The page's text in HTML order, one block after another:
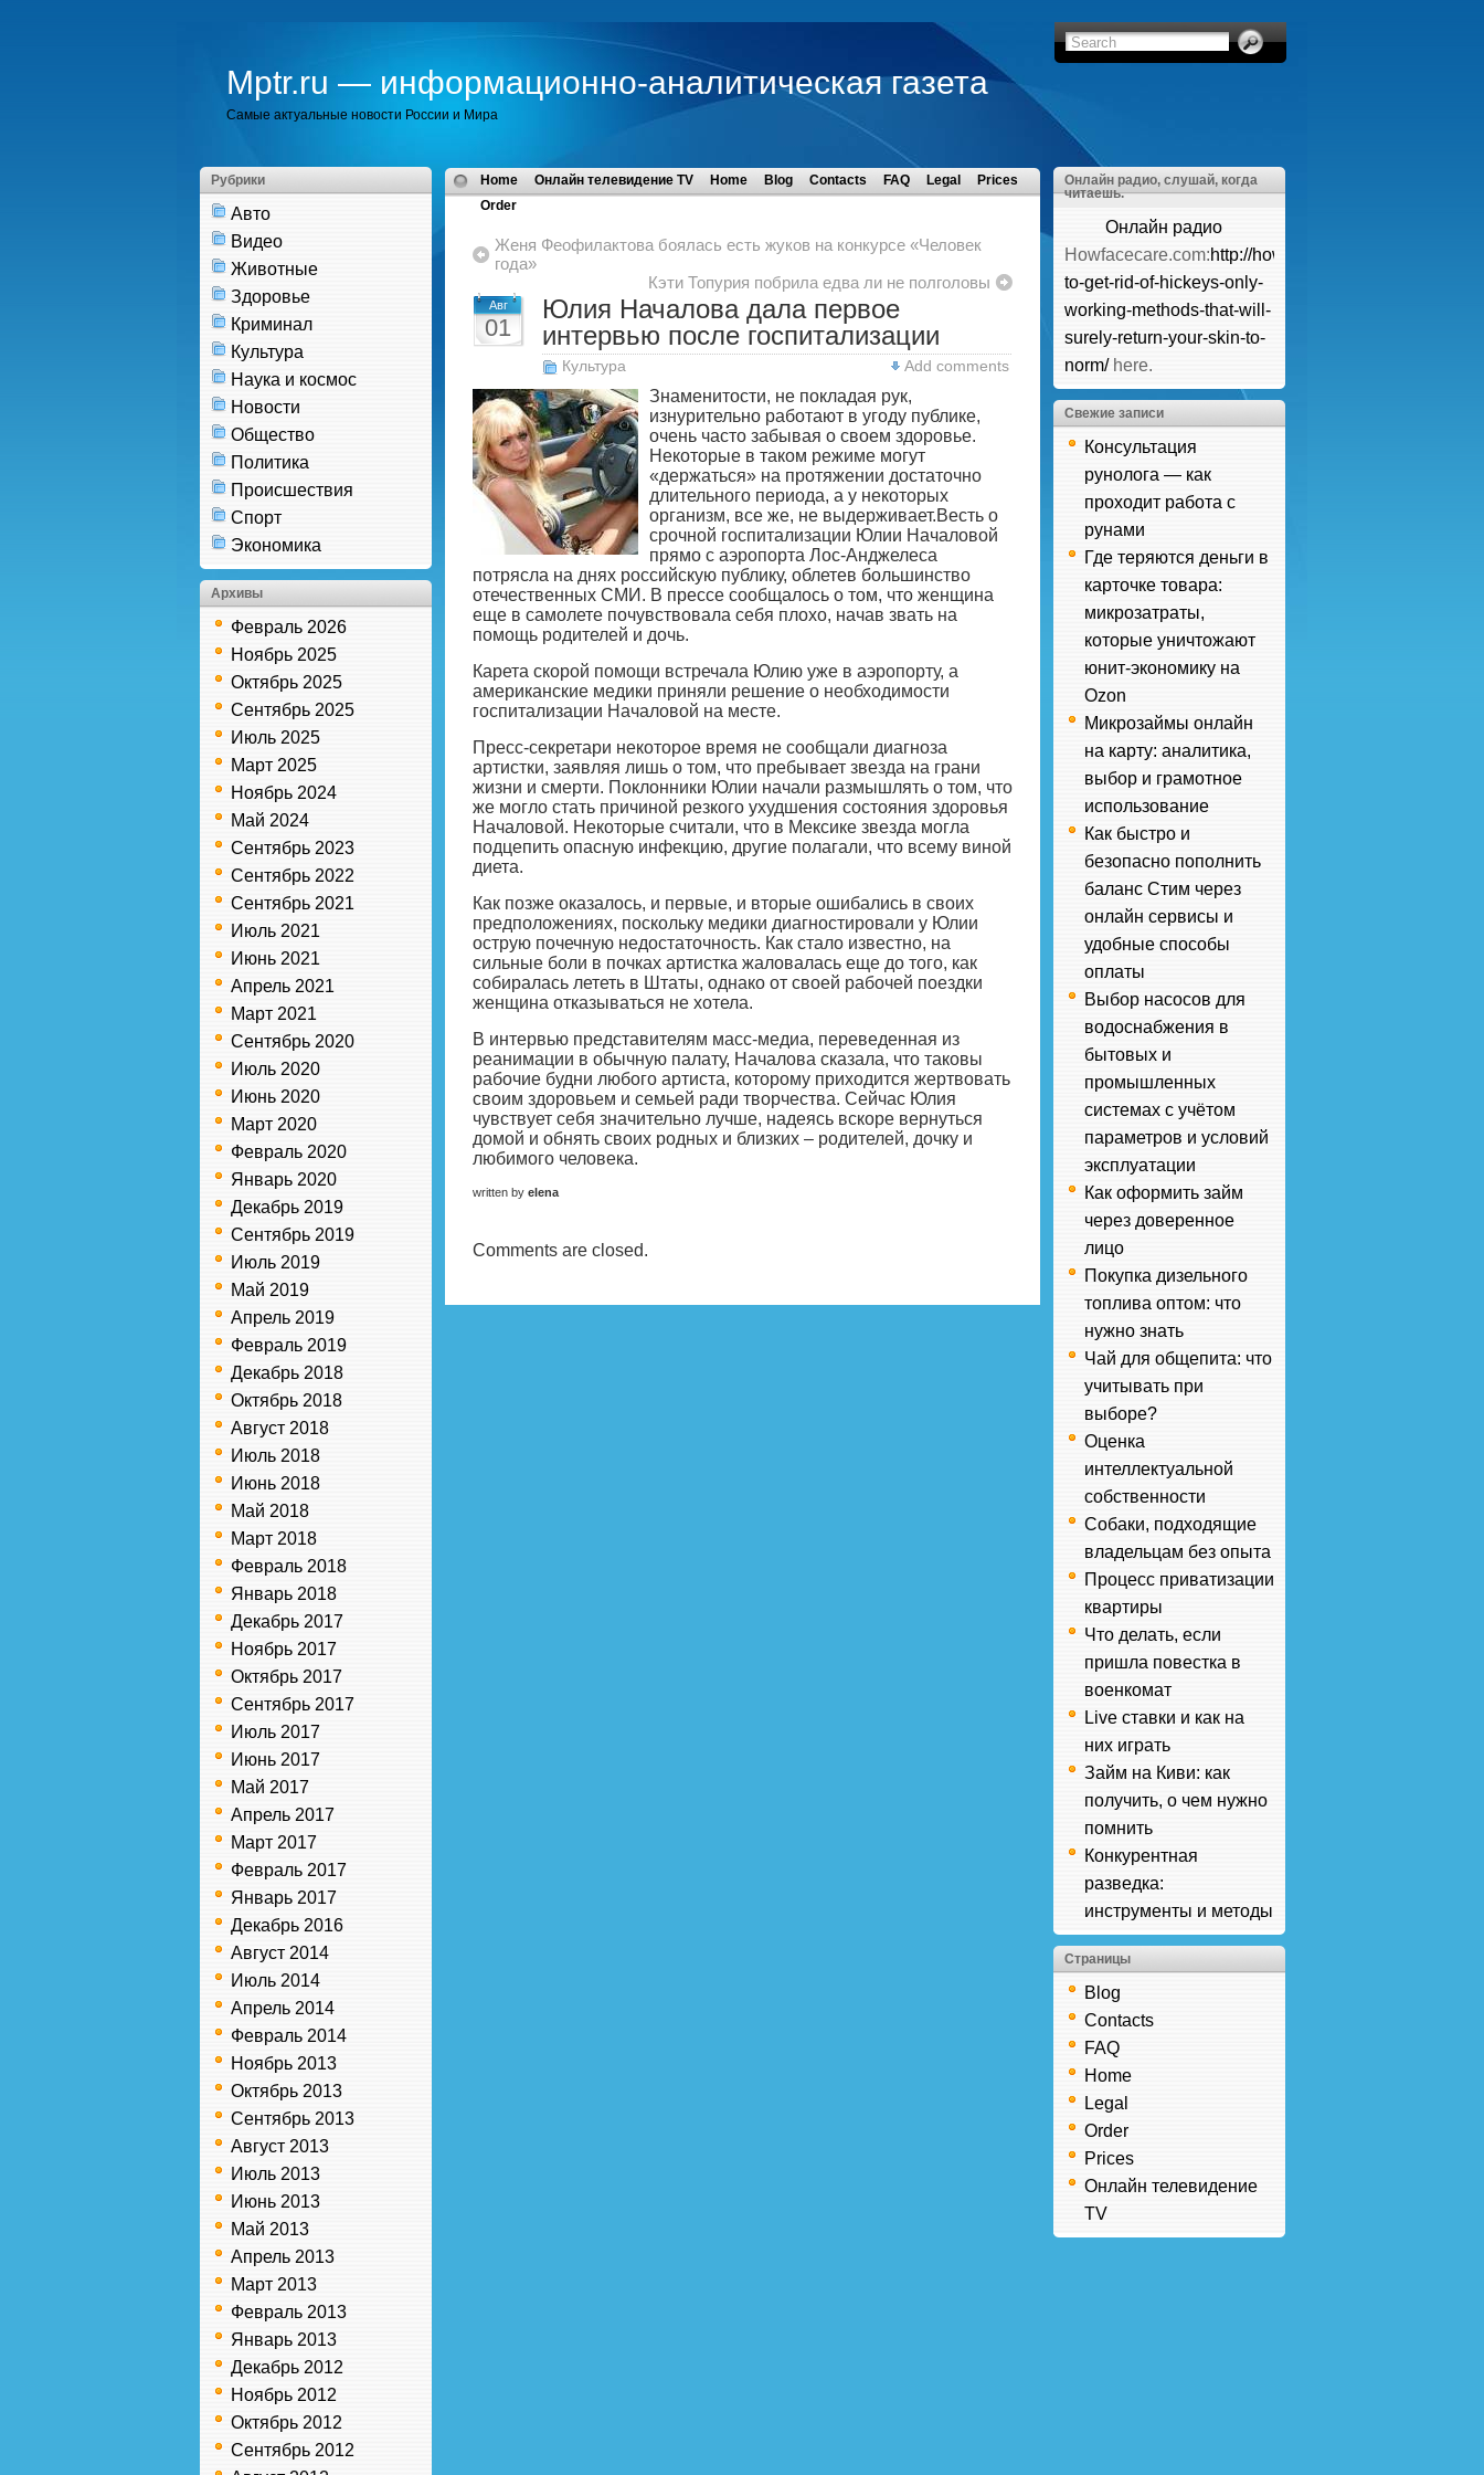
Mptr.ru — информационно-аналитическая газета
Самые актуальные новости России и Мира
Рубрики
Авто
Видео
Животные
Здоровье
Криминал
Культура
Наука и космос
Новости
Общество
Политика
Происшествия
Спорт
Экономика
Архивы
Февраль 2026
Ноябрь 2025
Октябрь 2025
Сентябрь 2025
Июль 2025
Март 2025
Ноябрь 2024
Май 2024
Сентябрь 2023
Сентябрь 2022
Сентябрь 2021
Июль 2021
Июнь 2021
Апрель 2021
Март 2021
Сентябрь 2020
Июль 2020
Июнь 2020
Март 2020
Февраль 2020
Январь 2020
Декабрь 2019
Сентябрь 2019
Июль 2019
Май 2019
Апрель 2019
Февраль 2019
Декабрь 2018
Октябрь 2018
Август 2018
Июль 2018
Июнь 2018
Май 2018
Март 2018
Февраль 2018
Январь 2018
Декабрь 2017
Ноябрь 2017
Октябрь 2017
Сентябрь 2017
Июль 2017
Июнь 2017
Май 2017
Апрель 2017
Март 2017
Февраль 2017
Январь 2017
Декабрь 2016
Август 2014
Июль 2014
Апрель 2014
Февраль 2014
Ноябрь 2013
Октябрь 2013
Сентябрь 2013
Август 2013
Июль 2013
Июнь 2013
Май 2013
Апрель 2013
Март 2013
Февраль 2013
Январь 2013
Декабрь 2012
Ноябрь 2012
Октябрь 2012
Сентябрь 2012
Home Онлайн телевидение TV Home Blog Contacts FAQ Legal
Prices
Order
Женя Феофилактова боялась есть жуков на конкурсе «Человек
года»
Кэти Топурия побрила едва ли не полголовы
Авг
01
Юлия Началова дала первое
интервью после госпитализации
Культура Add comments
Знаменитости, не покладая рук,
изнурительно работают в угоду публике,
очень часто забывая о своем здоровье.
Некоторые в таком режиме могут
«держаться» на протяжении достаточно
длительного периода, а у некоторых
организм, все же, не выдерживает.Весть о
срочной госпитализации Юлии Началовой
прямо с аэропорта Лос-Анджелеса
потрясла на днях российскую публику, облетев большинство
отечественных СМИ. В прессе сообщалось о том, что женщина
еще в самолете почувствовала себя плохо, начав звать на
помощь родителей и дочь.
Карета скорой помощи встречала Юлию уже в аэропорту, а
американские медики приняли решение о необходимости
госпитализации Началовой на месте.
Пресс-секретари некоторое время не сообщали диагноза
артистки, заявляя лишь о том, что пребывает звезда на грани
жизни и смерти. Поклонники Юлии начали размышлять о том, что
же могло стать причиной резкого ухудшения состояния здоровья
Началовой. Некоторые считали, что в Мексике звезда могла
подцепить опасную инфекцию, другие полагали, что всему виной
диета.
Как позже оказалось, и первые, и вторые ошибались в своих
предположениях, поскольку медики диагностировали у Юлии
острую почечную недостаточность. Как стало известно, на
сильные боли в почках артистка жаловалась еще до того, как
собиралась лететь в Штаты, однако от своей рабочей поездки
женщина отказываться не хотела.
В интервью представителям масс-медиа, переведенная из
реанимации в обычную палату, Началова сказала, что таковы
рабочие будни любого артиста, которому приходится жертвовать
своим здоровьем и семьей ради творчества. Сейчас Юлия
чувствует себя значительно лучше, надеясь вскоре вернуться
домой и обнять своих родных и близких – родителей, дочку и
любимого человека.
written by elena
Comments are closed.
Онлайн радио, слушай, когда
читаешь.
Онлайн радио
Howfacecare.com:http://howfacecare.com/how-
to-get-rid-of-hickeys-only-
working-methods-that-will-
surely-return-your-skin-to-
norm/here.
Свежие записи
Консультация
рунолога — как
проходит работа с
рунами
Где теряются деньги в
карточке товара:
микрозатраты,
которые уничтожают
юнит-экономику на
Ozon
Микрозаймы онлайн
на карту: аналитика,
выбор и грамотное
использование
Как быстро и
безопасно пополнить
баланс Стим через
онлайн сервисы и
удобные способы
оплаты
Выбор насосов для
водоснабжения в
бытовых и
промышленных
системах с учётом
параметров и условий
эксплуатации
Как оформить займ
через доверенное
лицо
Покупка дизельного
топлива оптом: что
нужно знать
Чай для общепита: что
учитывать при
выборе?
Оценка
интеллектуальной
собственности
Собаки, подходящие
владельцам без опыта
Процесс приватизации
квартиры
Что делать, если
пришла повестка в
военкомат
Live ставки и как на
них играть
Займ на Киви: как
получить, о чем нужно
помнить
Конкурентная
разведка:
инструменты и методы
Страницы
Blog
Contacts
FAQ
Home
Legal
Order
Prices
Онлайн телевидение
TV